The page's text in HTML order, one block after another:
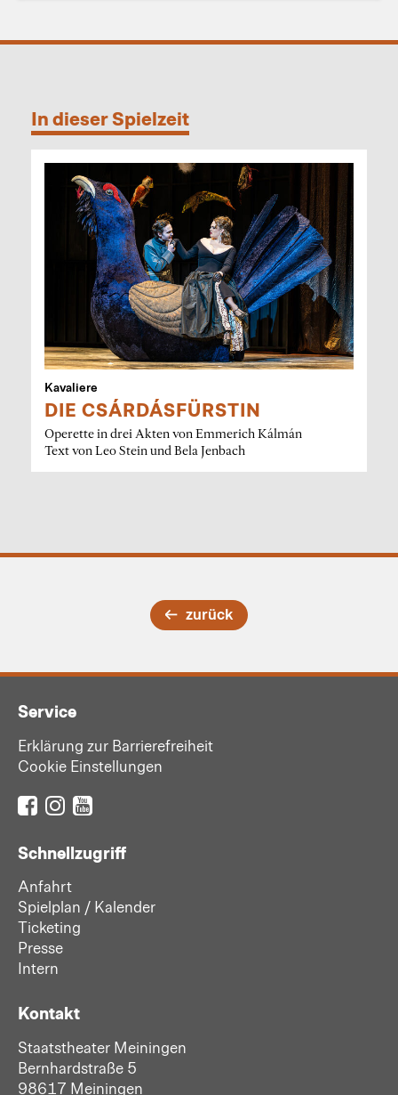
In dieser Spielzeit
Kavaliere
DIE CSÁRDÁSFÜRSTIN
Operette in drei Akten von Emmerich Kálmán
Text von Leo Stein und Bela Jenbach
zurück
Service
Erklärung zur Barrierefreiheit
Cookie Einstellungen
Schnellzugriff
Anfahrt
Spielplan / Kalender
Ticketing
Presse
Intern
Kontakt
Staatstheater Meiningen
Bernhardstraße 5
98617 Meiningen